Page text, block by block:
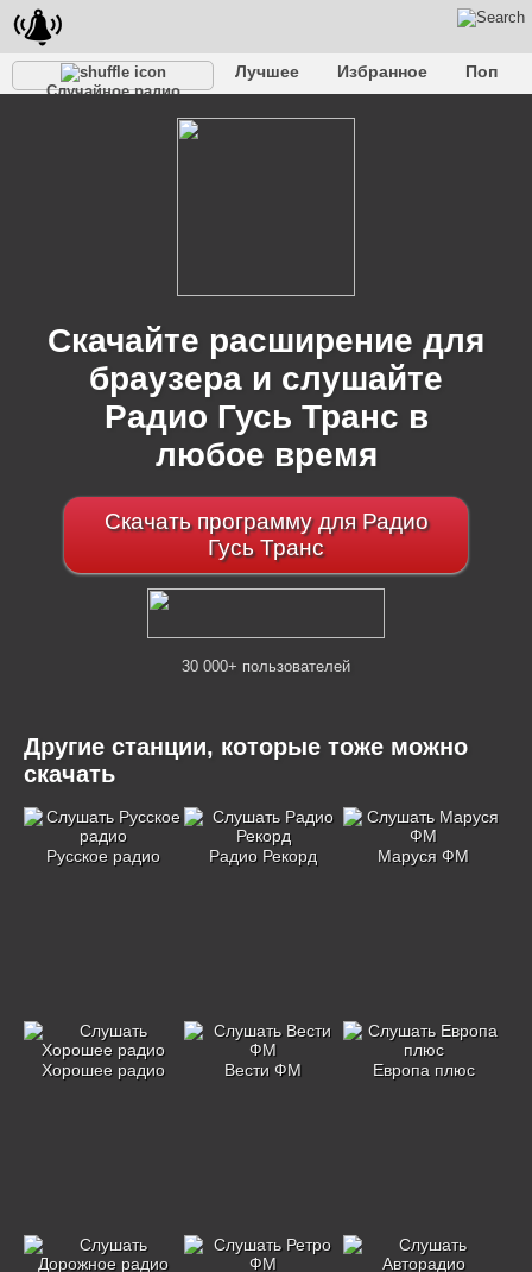
Случайное радио
Лучшее Избранное
Поп
Рэп
Скачайте расширение для
браузера и слушайте
Радио Гусь Транс в
любое время
Скачать программу для Радио
Гусь Транс
30 000+ пользователей
Другие станции, которые тоже можно
скачать
Русское радио Радио Рекорд Маруся ФМ
Хорошее радио Вести ФМ Европа плюс